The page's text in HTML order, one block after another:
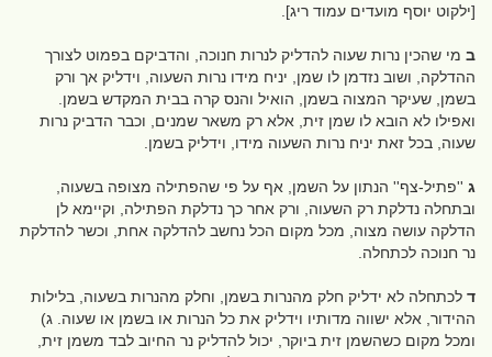
[ילקוט יוסף מועדים עמוד ריג].
ב מי שהכין נרות שעוה להדליק לנרות חנוכה, והדביקם בפמוט לצורך
ההדלקה, ושוב נזדמן לו שמן, יניח מידו נרות השעוה, וידליק אך ורק
בשמן, שעיקר המצוה בשמן, הואיל והנס קרה בבית המקדש בשמן.
ואפילו לא הובא לו שמן זית, אלא רק משאר שמנים, וכבר הדביק נרות
שעוה, בכל זאת יניח נרות השעוה מידו, וידליק בשמן.
ג ''פתיל-צף'' הנתון על השמן, אף על פי שהפתילה מצופה בשעוה,
ובתחלה נדלקת רק השעוה, ורק אחר כך נדלקת הפתילה, וקיימא לן
הדלקה עושה מצוה, מכל מקום הכל נחשב להדלקה אחת, וכשר להדלקת
נר חנוכה לכתחלה.
ד לכתחלה לא ידליק חלק מהנרות בשמן, וחלק מהנרות בשעוה, בלילות
ההידור, אלא ישווה מדותיו וידליק את כל הנרות או בשמן או שעוה. ג)
ומכל מקום כשהשמן זית ביוקר, יכול להדליק נר החיוב לבד משמן זית,